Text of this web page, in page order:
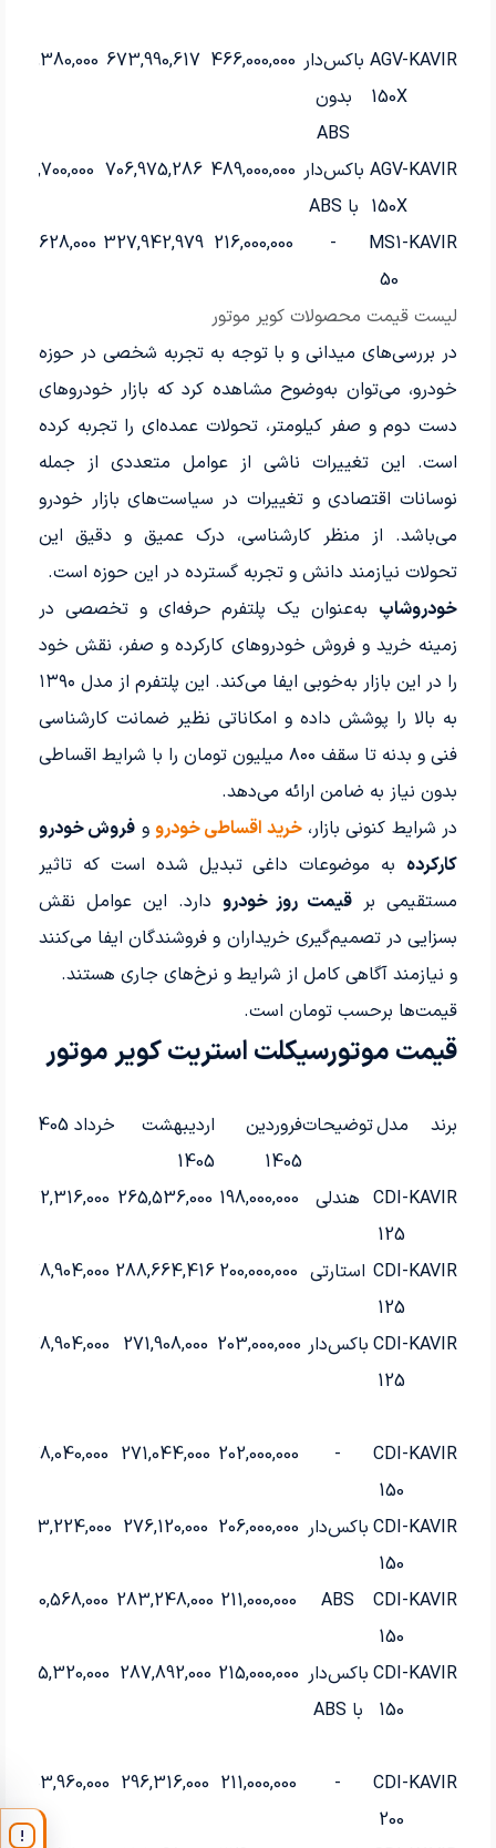
لیست قیمت محصولات کویر موتور
KAVIR
AGV-
150X
باکس‌دار
بدون
ABS
466,000,000
673,990,617
640,380,000
KAVIR
AGV-
150X
باکس‌دار
با ABS
489,000,000
706,975,286
671,700,000
KAVIR
MS1-
50
-
216,000,000
327,942,979
311,628,000
در بررسی‌های میدانی و با توجه به تجربه شخصی در حوزه
خودرو، می‌توان به‌وضوح مشاهده کرد که بازار خودروهای
دست دوم و صفر کیلومتر، تحولات عمده‌ای را تجربه کرده
است. این تغییرات ناشی از عوامل متعددی از جمله
نوسانات اقتصادی و تغییرات در سیاست‌های بازار خودرو
می‌باشد. از منظر کارشناسی، درک عمیق و دقیق این
تحولات نیازمند دانش و تجربه گسترده در این حوزه است.
خودروشاپ به‌عنوان یک پلتفرم حرفه‌ای و تخصصی در
زمینه خرید و فروش خودروهای کارکرده و صفر، نقش خود
را در این بازار به‌خوبی ایفا می‌کند. این پلتفرم از مدل ۱۳۹۰
به بالا را پوشش داده و امکاناتی نظیر ضمانت کارشناسی
فنی و بدنه تا سقف ۸۰۰ میلیون تومان را با شرایط اقساطی
بدون نیاز به ضامن ارائه می‌دهد.
در شرایط کنونی بازار،خرید اقساطی خودرو و فروش خودرو
کارکرده به موضوعات داغی تبدیل شده است که تاثیر
مستقیمی بر قیمت روز خودرو دارد. این عوامل نقش
بسزایی در تصمیم‌گیری خریداران و فروشندگان ایفا می‌کنند
و نیازمند آگاهی کامل از شرایط و نرخ‌های جاری هستند.
قیمت‌ها برحسب تومان است.
قیمت موتورسیکلت استریت کویر موتور
برند مدلتوضیحاتفروردین
1405
اردیبهشت
1405
خرداد 1405
KAVIR
CDI-
125
هندلی 198,000,000
265,536,000
272,316,000
KAVIR
CDI-
125
استارتی 200,000,000
288,664,416
278,904,000
KAVIR
CDI-
125
باکس‌دار 203,000,000
271,908,000
278,904,000
KAVIR
CDI-
150
-
202,000,000
271,044,000
278,040,000
KAVIR
CDI-
150
باکس‌دار 206,000,000
276,120,000
283,224,000
KAVIR
CDI-
150
ABS
211,000,000
283,248,000
290,568,000
KAVIR
CDI-
150
باکس‌دار
با ABS
215,000,000
287,892,000
295,320,000
KAVIR
CDI-
200
-
211,000,000
296,316,000
303,960,000
!